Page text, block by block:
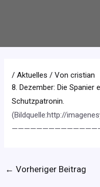
/Aktuelles / Voncristian
8. Dezember: Die Spanier
Schutzpatronin.
(Bildquelle:http://
← Vorheriger Beitrag